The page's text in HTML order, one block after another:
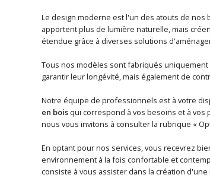
Le design moderne est l'un des atouts de nos
apportent plus de lumière naturelle, mais
étendue grâce à diverses solutions
Tous nos modèles sont fabriqués
garantir leur longévité, mais également de
Notre équipe de professionnels est à votre
en boisqui correspond à vos besoins et à vos
nous vous invitons à consulter la rubrique «
En optant pour nos services, vous recevrez
environnement à la fois confortable et
consiste à vous assister dans la création